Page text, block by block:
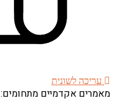
עריכה לשונית
מאמרים אקדמיים מתחומים: